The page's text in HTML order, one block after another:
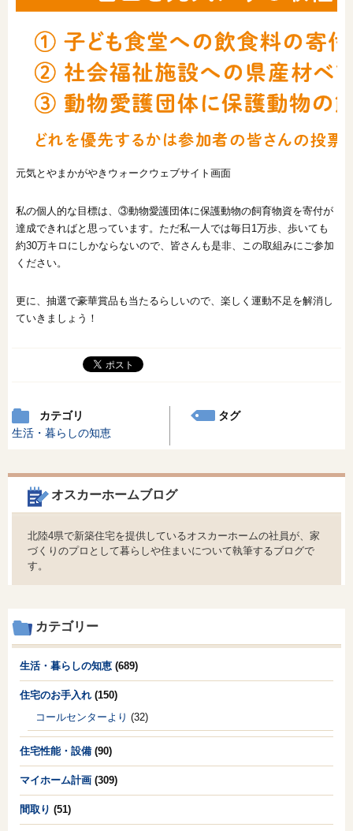
元気とやまかがやきウォークウェブサイト画面
私の個人的な目標は、③動物愛護団体に保護動物の飼育物資を寄付が
達成できればと思っています。ただ私一人では毎日1万歩、歩いても
約30万キロにしかならないので、皆さんも是非、この取組みにご参加
ください。
更に、抽選で豪華賞品も当たるらしいので、楽しく運動不足を解消し
ていきましょう！
カテゴリ
生活・暮らしの知恵
タグ
オスカーホームブログ
北陸4県で新築住宅を提供しているオスカーホームの社員が、家
づくりのプロとして暮らしや住まいについて執筆するブログで
す。
カテゴリー
生活・暮らしの知恵 (689)
住宅のお手入れ (150)
コールセンターより (32)
住宅性能・設備 (90)
マイホーム計画 (309)
間取り (51)